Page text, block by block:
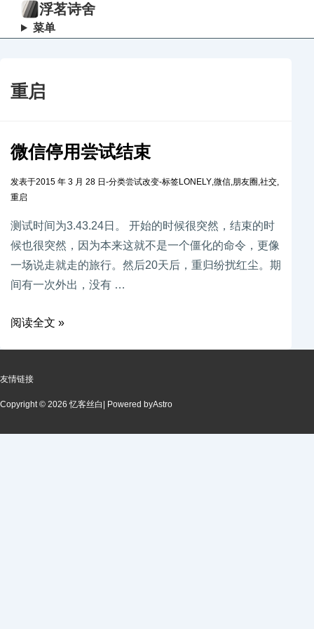
浮茗诗舍
菜单
重启
微信停用尝试结束
发表于2015 年 3 月 28 日 -分类尝试改变-标签LONELY,微信,朋友圈 ,社交,
重启
测试时间为3.43.24日。 开始的时候很突然，结束的时
候也很突然，因为本来这就不是一个僵化的命令，更像
一场说走就走的旅行。然后20天后，重归纷扰红尘。期
间有一次外出，没有 …
阅读全文 »
友情链接
Copyright © 2026 忆客丝白 | Powered byAstro